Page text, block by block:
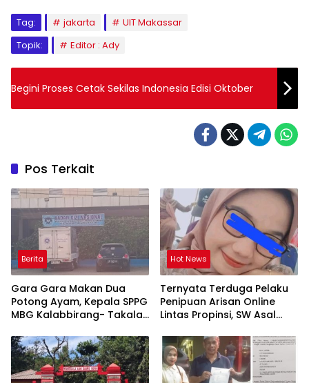
Tag: jakarta
UIT Makassar
Topik:
Editor : Ady
Begini Proses Cetak Sekilas Indonesia Edisi Oktober
Pos Terkait
Berita
Gara Gara Makan Dua
Potong Ayam, Kepala SPPG
MBG Kalabbirang- Takalar
Hot News
Ternyata Terduga Pelaku
Penipuan Arisan Online
Lintas Propinsi, SW Asal